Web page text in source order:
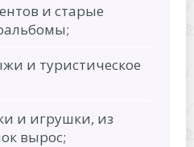
и старые
и туристическое
и игрушки, из
вырос;